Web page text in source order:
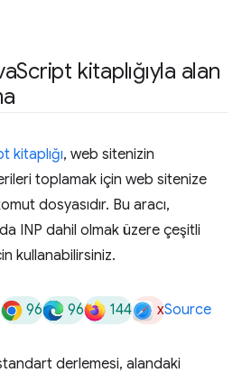
Script kitaplığıyla alan
kitaplığı, web sitenizin
toplamak için web sitenize
dosyasıdır. Bu aracı,
INP dahil olmak üzere çeşitli
kullanabilirsiniz.
96 96 144 xSource
derlemesi, alandaki